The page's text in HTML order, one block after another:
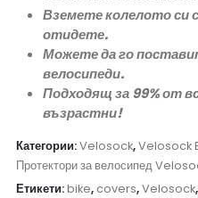
Вземете колелото си
отидете.
Можете да го
велосипеди.
Подходящ за 99% от
възрастни!
Категории:Velosock,Velosock
Протектори за велосипед
Етикети:bike, covers,Velosock,